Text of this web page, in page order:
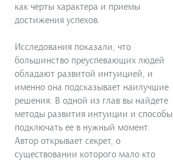
как черты характера и приемы
достижения успехов.
Исследования показали, что
большинство преуспевающих людей
обладают развитой интуицией, и
именно она подсказывает наилучшие
решения. В одной из глав вы найдете
методы развития интуиции и способы
подключать ее в нужный момент.
Автор открывает секрет, о
существовании которого мало кто